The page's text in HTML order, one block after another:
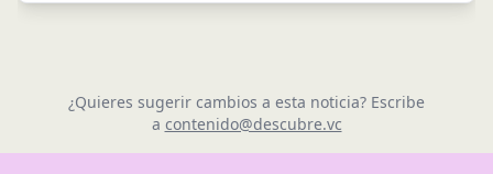
¿Quieres sugerir cambios a esta noticia? Escribe
a contenido@descubre.vc